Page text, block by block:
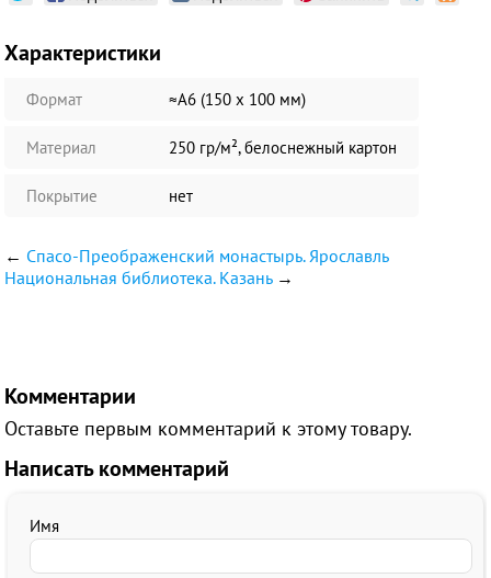
Характеристики
Формат ≈А6 (150 х 100 мм)
Материал 250 гр/м², белоснежный картон
Покрытие нет
← Спасо-Преображенский монастырь. Ярославль
Национальная библиотека. Казань→
Комментарии
Оставьте первым комментарий к этому товару.
Написать комментарий
Имя